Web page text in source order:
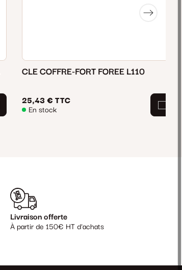
CLE COFFRE-FORT FOREE L110
25,43 € TTC
En stock
Livraison offerte
À partir de 150€ HT d'achats